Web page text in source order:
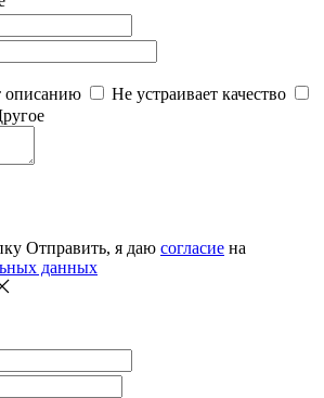
описанию
Не устраивает качество
Отправить, я даю согласие на
данных